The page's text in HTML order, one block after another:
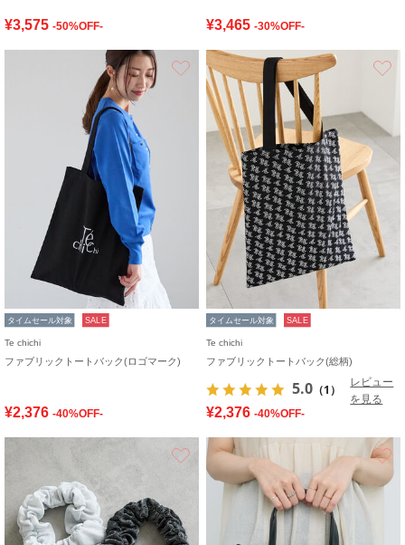
¥3,575 -50%OFF- ¥3,465 -30%OFF-
お気に入り
タイムセール対象 SALE
Te chichi
ファブリックトートバック(ロゴマーク)
¥2,376 -40%OFF-
タイムセール対象 SALE
Te chichi
ファブリックトートバック(総柄)
5.0 （1）
レビュー
を見る
¥2,376 -40%OFF-
お気に入り